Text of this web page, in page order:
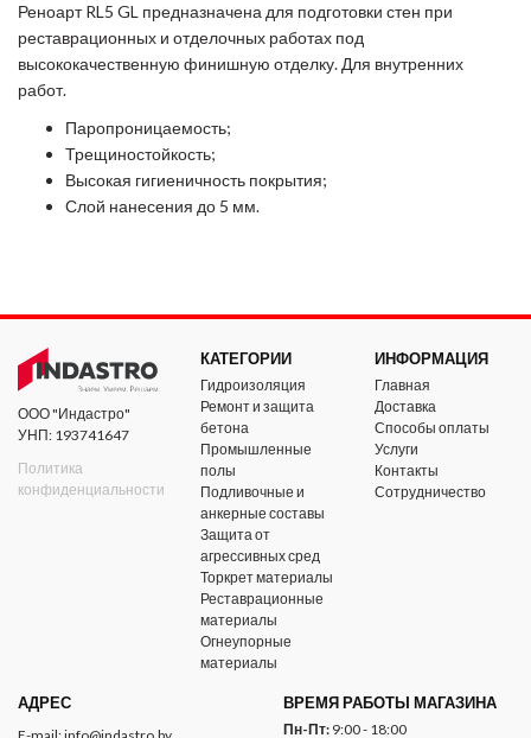
Реноарт RL5 GL предназначена для подготовки стен при
реставрационных и отделочных работах под
высококачественную финишную отделку. Для внутренних
работ.
Паропроницаемость;
Трещиностойкость;
Высокая гигиеничность покрытия;
Слой нанесения до 5 мм.
ООО "Индастро"
УНП: 193741647
Политика
конфиденциальности
КАТЕГОРИИ
Гидроизоляция
Ремонт и защита
бетона
Промышленные
полы
Подливочные и
анкерные составы
Защита от
агрессивных сред
Торкрет материалы
Реставрационные
материалы
Огнеупорные
материалы
ИНФОРМАЦИЯ
Главная
Доставка
Способы оплаты
Услуги
Контакты
Сотрудничество
АДРЕС ВРЕМЯ РАБОТЫ МАГАЗИНА
Пн-Пт: 9:00 - 18:00